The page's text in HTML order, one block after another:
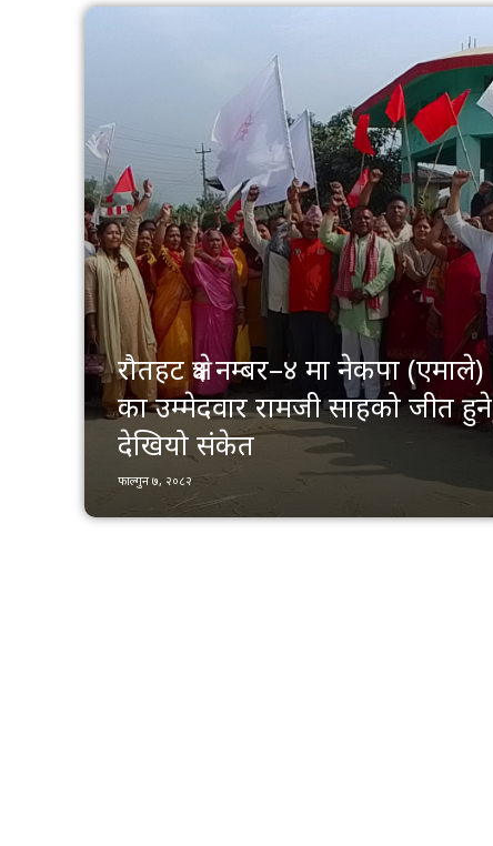
रौतहट क्षेत्र नम्बर–४ मा नेकपा (एमाले)
का उम्मेदवार रामजी साहको जीत हुने
देखियो संकेत
फाल्गुन ७, २०८२